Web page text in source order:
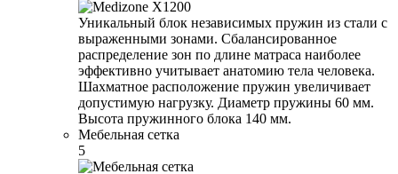
Уникальный блок независимых пружин из стали с
выраженными зонами. Сбалансированное
распределение зон по длине матраса наиболее
эффективно учитывает анатомию тела человека.
Шахматное расположение пружин увеличивает
допустимую нагрузку. Диаметр пружины 60 мм.
Высота пружинного блока 140 мм.
Мебельная сетка
5